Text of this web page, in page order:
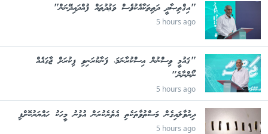
"އިޤްތިޞާދީ ދަތިތަކާއެކުވެސް ވަޢުދުތައް ފުއްދައިދޭނަން"
5 hours ago
"ޤައުމީ ވިސްނުން އިސްކުރާނަމަ، ފަނާކުރަނިވި ފިކުރަށް ޖާގައެއް
ނޯންނާނެ"
5 hours ago
ދިރުވާލައިގެން މަސްތުވާތަކެތި އެތެރެކުރަން އުޅުނު މީހަކު ހައްޔަރުކޮށްފި
5 hours ago